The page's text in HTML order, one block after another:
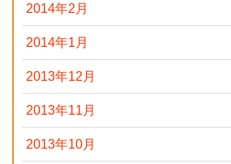
2014年2月
2014年1月
2013年12月
2013年11月
2013年10月